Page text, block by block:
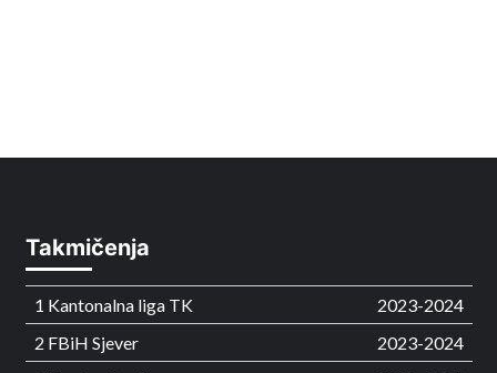
Takmičenja
1 Kantonalna liga TK
2023-2024
2 FBiH Sjever
2023-2024